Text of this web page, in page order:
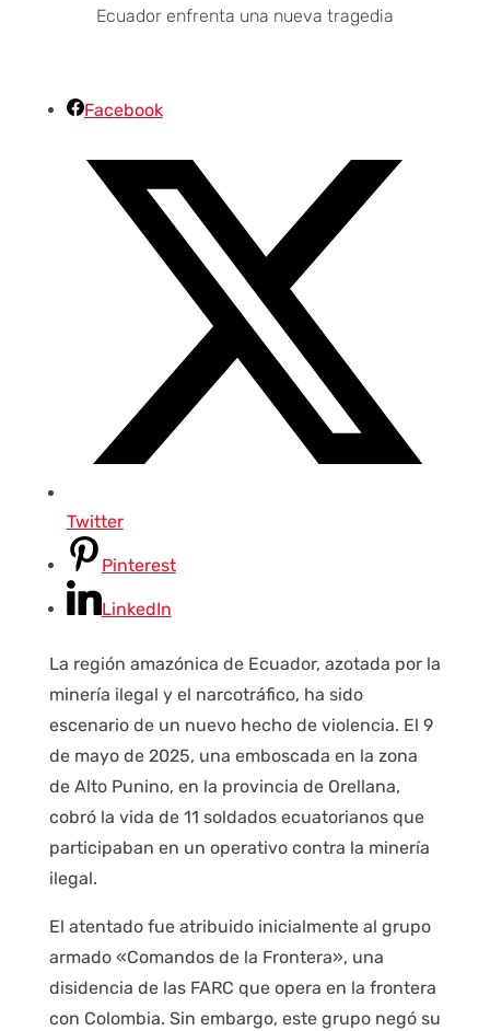
Ecuador enfrenta una nueva tragedia
Facebook
Twitter
Pinterest
LinkedIn
La región amazónica de Ecuador, azotada por la
minería ilegal y el narcotráfico, ha sido
escenario de un nuevo hecho de violencia. El 9
de mayo de 2025, una emboscada en la zona
de Alto Punino, en la provincia de Orellana,
cobró la vida de 11 soldados ecuatorianos que
participaban en un operativo contra la minería
ilegal.
El atentado fue atribuido inicialmente al grupo
armado «Comandos de la Frontera», una
disidencia de las FARC que opera en la frontera
con Colombia. Sin embargo, este grupo negó su